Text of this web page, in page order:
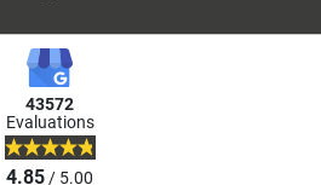
43572
Evaluations
4.85/ 5.00